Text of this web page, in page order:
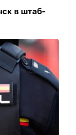
в штаб-